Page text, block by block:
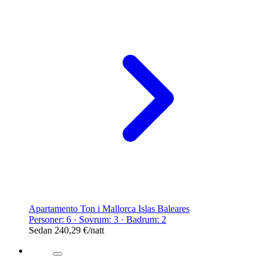
Apartamento Ton i Mallorca Islas Baleares
Personer: 6 · Sovrum: 3 · Badrum: 2
Sedan 240,29 €/natt